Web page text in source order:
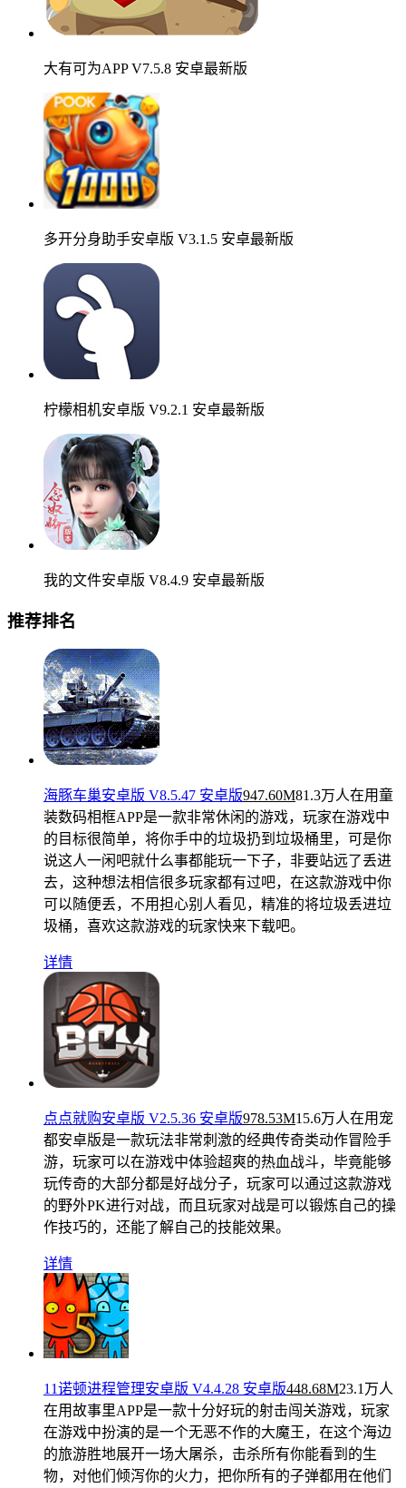
大有可为APP V7.5.8 安卓最新版
多开分身助手安卓版 V3.1.5 安卓最新版
柠檬相机安卓版 V9.2.1 安卓最新版
我的文件安卓版 V8.4.9 安卓最新版
推荐排名
海豚车巢安卓版 V8.5.47 安卓版947.60M81.3万人在用童
装数码相框APP是一款非常休闲的游戏，玩家在游戏中
的目标很简单，将你手中的垃圾扔到垃圾桶里，可是你
说这人一闲吧就什么事都能玩一下子，非要站远了丢进
去，这种想法相信很多玩家都有过吧，在这款游戏中你
可以随便丢，不用担心别人看见，精准的将垃圾丢进垃
圾桶，喜欢这款游戏的玩家快来下载吧。
详情
点点就购安卓版 V2.5.36 安卓版978.53M15.6万人在用 宠
都安卓版是一款玩法非常刺激的经典传奇类动作冒险手
游，玩家可以在游戏中体验超爽的热血战斗，毕竟能够
玩传奇的大部分都是好战分子，玩家可以通过这款游戏
的野外PK进行对战，而且玩家对战是可以锻炼自己的操
作技巧的，还能了解自己的技能效果。
详情
11诺顿进程管理安卓版 V4.4.28 安卓版448.68M23.1万人
在用故事里APP是一款十分好玩的射击闯关游戏，玩家
在游戏中扮演的是一个无恶不作的大魔王，在这个海边
的旅游胜地展开一场大屠杀，击杀所有你能看到的生
物，对他们倾泻你的火力，把你所有的子弹都用在他们